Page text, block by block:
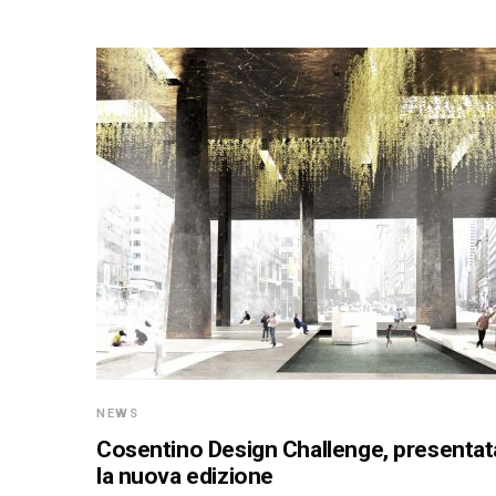
NEWS
Cosentino Design Challenge,
la nuova edizione